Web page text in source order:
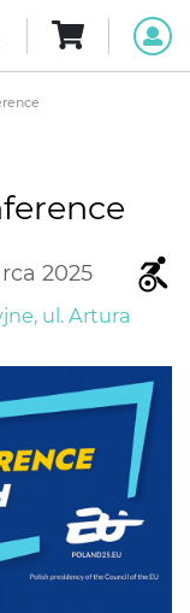
2025
ul. Artura